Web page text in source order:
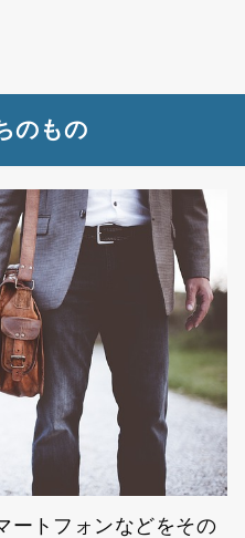
のもの
ートフォンなどをその